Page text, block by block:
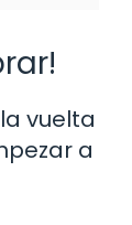
vuelta
a